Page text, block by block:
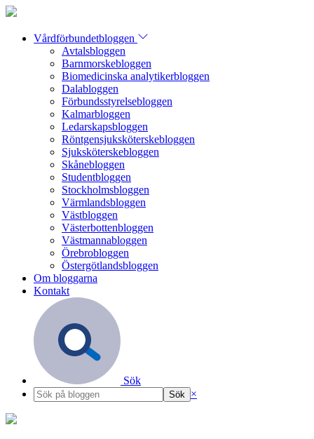
Vårdförbundetbloggen
Avtalsbloggen
Barnmorskebloggen
Biomedicinska analytikerbloggen
Dalabloggen
Förbundsstyrelsebloggen
Kalmarbloggen
Ledarskapsbloggen
Röntgensjuksköterskebloggen
Sjuksköterskebloggen
Skånebloggen
Studentbloggen
Stockholmsbloggen
Värmlandsbloggen
Västbloggen
Västerbottenbloggen
Västmannabloggen
Örebrobloggen
Östergötlandsbloggen
Om bloggarna
Kontakt
Sök
×